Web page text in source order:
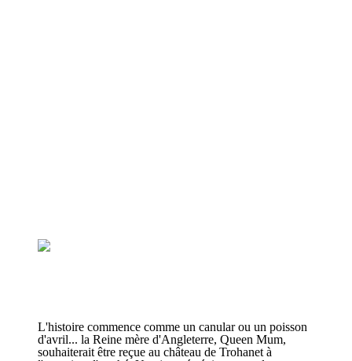
L'histoire commence comme un canular ou un poisson
d'avril... la Reine mère d'Angleterre, Queen Mum,
souhaiterait être reçue au château de Trohanet à